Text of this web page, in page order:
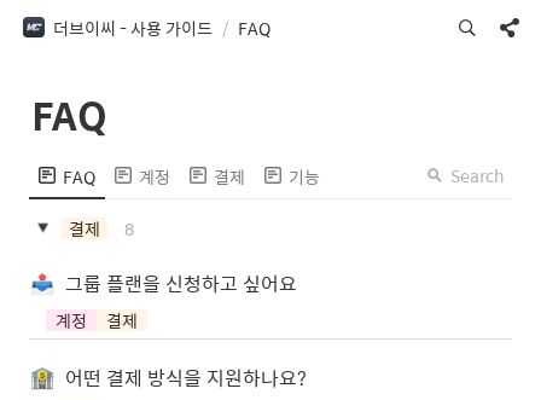
더브이씨 - 사용 가이드 / FAQ
FAQ
FAQ 계정 결제 기능
Search
결제
8
그룹 플랜을 신청하고 싶어요
계정 결제
어떤 결제 방식을 지원하나요?